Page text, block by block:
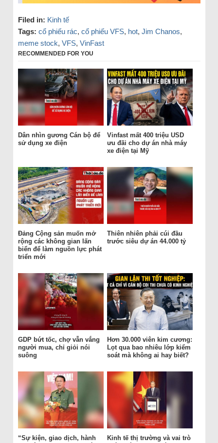
Filed in: Kinh tế
Tags: cổ phiếu rác, cổ phiếu VFS, hot, Jim Chanos,
meme stock, VFS, VinFast
RECOMMENDED FOR YOU
Dân nhìn gương Cán bộ để
sử dụng xe điện
Vinfast mất 400 triệu USD
ưu đãi cho dự án nhà máy
xe điện tại Mỹ
Đảng Cộng sản muốn mở
rộng các không gian lấn
biển để làm nguồn lực phát
triển mới
Thiên nhiên phải cúi đầu
trước siêu dự án 44.000 tỷ
GDP bứt tốc, chợ vẫn vắng
người mua, chỉ giỏi nói
suông
Hơn 30.000 viên kim cương:
Lọt qua bao nhiêu lớp kiểm
soát mà không ai hay biết?
“Sự kiện, giao dịch, hành
Kinh tế thị trường và vai trò